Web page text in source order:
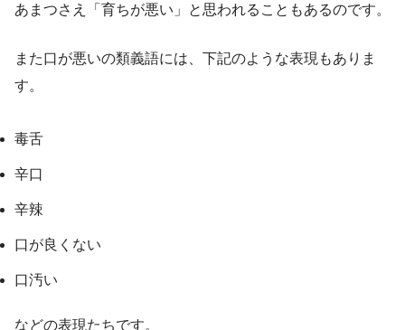
あまつさえ「育ちが悪い」と思われることもあるのです。
また口が悪いの類義語には、下記のような表現もありま
す。
毒舌
辛口
辛辣
口が良くない
口汚い
などの表現たちです。